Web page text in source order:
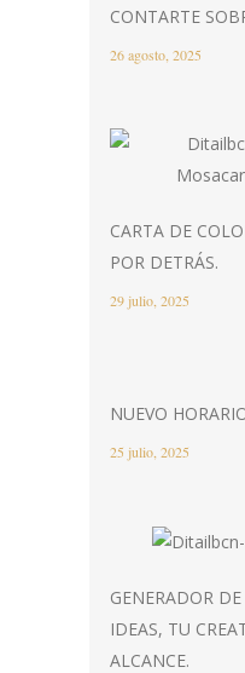
CONTARTE
26 agosto, 2025
CARTA DE
POR DETRÁS.
29 julio, 2025
NUEVO
25 julio, 2025
GENERADOR
IDEAS, TU
ALCANCE.